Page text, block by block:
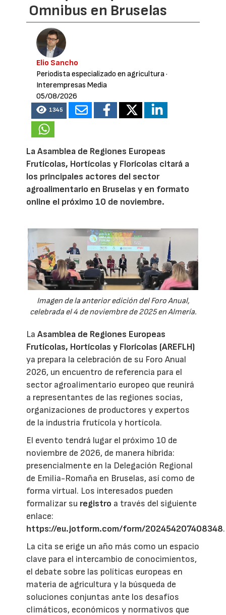
Omnibus en Bruselas
Elio Sancho
Periodista especializado en agricultura·
Interempresas Media
05/08/2026
1345
La Asamblea de Regiones Europeas
Frutícolas, Hortícolas y Florícolas citará a
los principales actores del sector
agroalimentario en Bruselas y en formato
online el próximo 10 de noviembre.
Imagen de la anterior edición del Foro Anual,
celebrada el 4 de noviembre de 2025 en Almería.
LaAsamblea de Regiones Europeas
Frutícolas, Hortícolas y Florícolas (AREFLH)
ya prepara la celebración de su Foro Anual
2026, un encuentro de referencia para el
sector agroalimentario europeo que reunirá
a representantes de las regiones socias,
organizaciones de productores y expertos
de la industria frutícola y hortícola.
El evento tendrá lugar el próximo 10 de
noviembre de 2026, de manera híbrida:
presencialmente en la Delegación Regional
de Emilia-Romaña en Bruselas, así como de
forma virtual. Los interesados pueden
formalizar su registro a través del siguiente
enlace:
https://eu.jotform.com/form/202454207408348.
La cita se erige un año más como un espacio
clave para el intercambio de conocimientos,
el debate sobre las políticas europeas en
materia de agricultura y la búsqueda de
soluciones conjuntas ante los desafíos
climáticos, económicos y normativos que